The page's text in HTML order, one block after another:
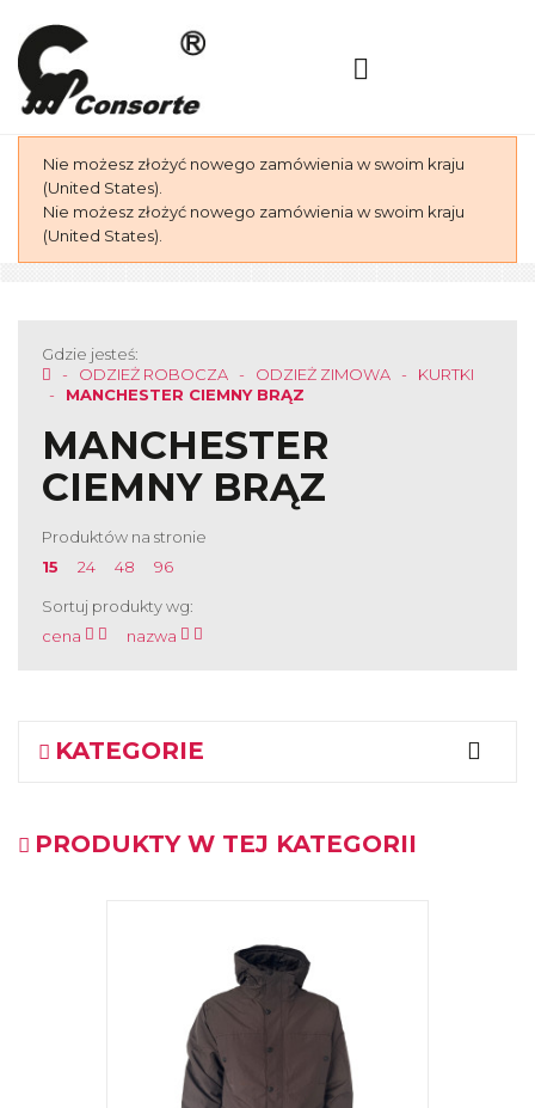
Nie możesz złożyć nowego zamówienia w swoim kraju
(United States).
Nie możesz złożyć nowego zamówienia w swoim kraju
(United States).
Gdzie jesteś:
ODZIEŻ ROBOCZA
ODZIEŻ ZIMOWA
KURTKI
MANCHESTER CIEMNY BRĄZ
MANCHESTER
CIEMNY BRĄZ
Produktów na stronie
15
24 48 96
Sortuj produkty wg:
cena
nazwa
KATEGORIE
PRODUKTY W TEJ KATEGORII